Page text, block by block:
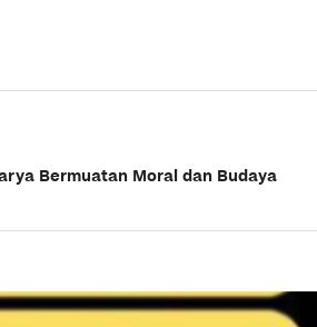
Bermuatan Moral dan Budaya